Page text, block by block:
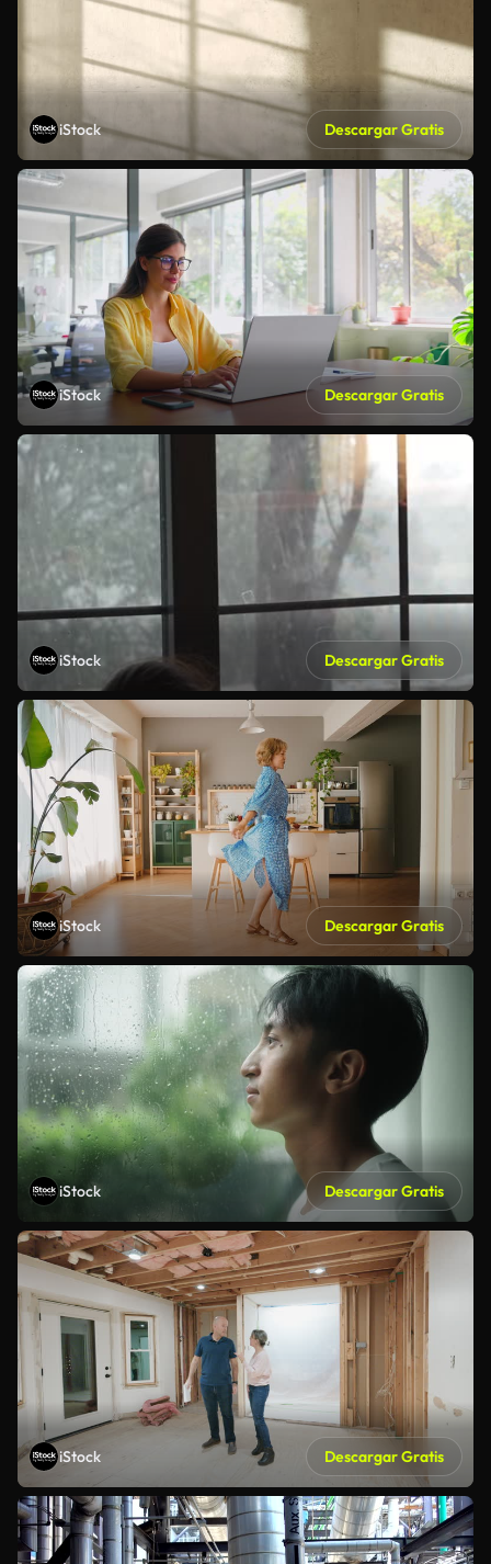
iStock Descargar Gratis
iStock Descargar Gratis
iStock Descargar Gratis
iStock Descargar Gratis
iStock Descargar Gratis
iStock Descargar Gratis